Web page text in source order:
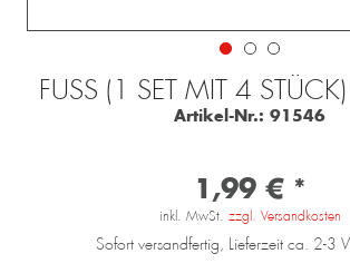
FUSS (1 SET MIT 4
Artikel-Nr.: 91546
1,99 € *
inkl. MwSt. zzgl. Versandkosten
Sofort versandfertig, Lieferzeit ca. 2-3